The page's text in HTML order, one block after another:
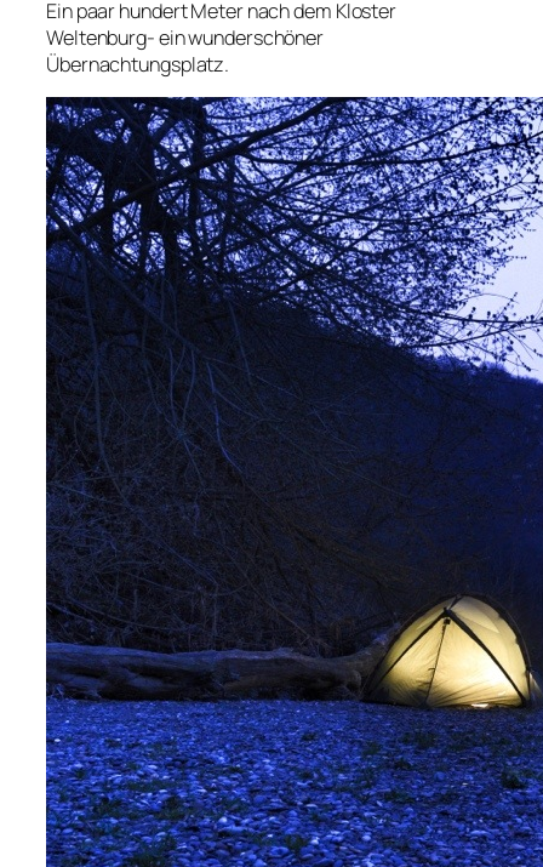
Ein paar hundert Meter nach dem Kloster
Weltenburg- ein wunderschöner
Übernachtungsplatz.